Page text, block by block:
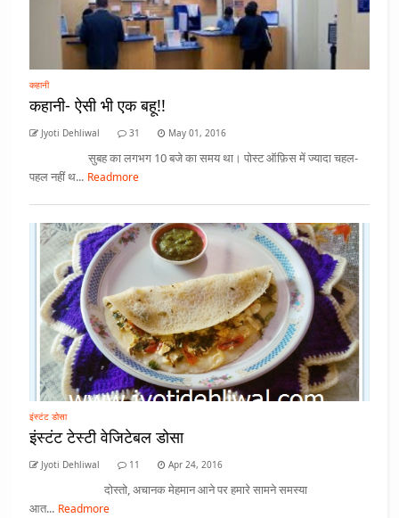
कहानी
कहानी- ऐसी भी एक बहू!!
Jyoti Dehliwal 31 May 01, 2016
सुबह का लगभग 10 बजे का समय था। पोस्ट ऑफ़िस में ज्यादा चहल-
पहल नहीं थ... Readmore
इंस्टंट डोसा
इंस्टंट टेस्टी वेजिटेबल डोसा
Jyoti Dehliwal 11 Apr 24, 2016
दोस्तो, अचानक मेहमान आने पर हमारे सामने समस्या
आत... Readmore